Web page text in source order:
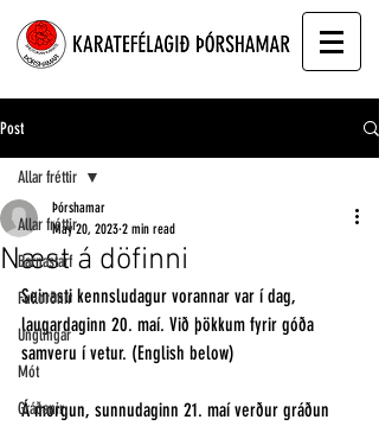
Post
Allar fréttir
Barnastarf
Fullorðnir
Unglingar
Mót
Gráðanir
Allar fréttir
Næst á döfinni
Þórshamar
May 20, 2023 2 min read
Seinasti kennsludagur vorannar var í dag,
laugardaginn 20. maí. Við þökkum fyrir góða
samveru í vetur. (English below)
Á morgun, sunnudaginn 21. maí verður gráðun